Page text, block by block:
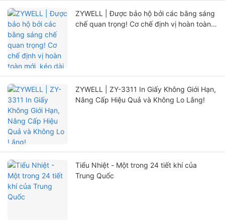
ZYWELL | Được bảo hộ bởi các bằng sáng
chế quan trọng! Cơ chế định vị hoàn toàn
ZYWELL | ZY-3311 In Giấy Không Giới Hạn,
Nâng Cấp Hiệu Quả và Không Lo Lắng!
Tiểu Nhiệt - Một trong 24 tiết khí của
Trung Quốc